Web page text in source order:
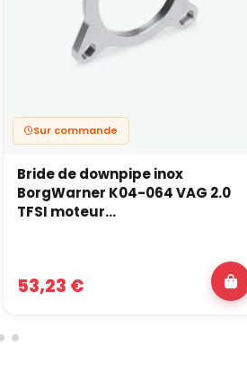
Sur commande
Bride de downpipe inox
BorgWarner K04-064 VAG 2.0
TFSI moteur...
53,23 €